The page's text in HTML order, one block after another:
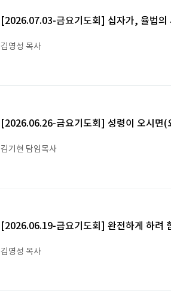
[2026.07.03-금요기도회] 십자가, 율법의
김영성 목사
[2026.06.26-금요기도회] 성령이 오시면
김기현 담임목사
[2026.06.19-금요기도회] 완전하게 하려
김영성 목사